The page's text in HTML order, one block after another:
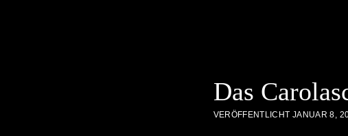
Das
VERÖFFENTLICHT JANUAR 8,